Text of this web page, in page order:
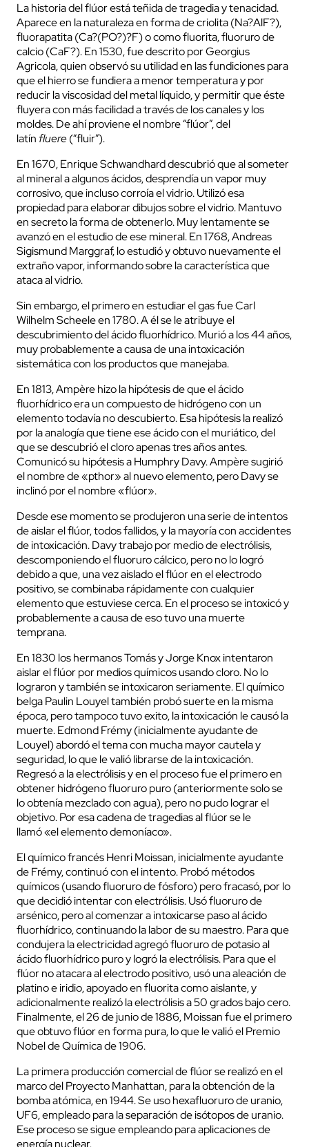
La historia del flúor está teñida de tragedia y tenacidad.
Aparece en la naturaleza en forma de criolita (Na?AlF?),
fluorapatita (Ca?(PO?)?F) o como fluorita, fluoruro de
calcio (CaF?). En 1530, fuedescrito porGeorgius
Agricola, quien observó su utilidad en las fundiciones para
que el hierro se fundiera a menor temperatura y por
reducir la viscosidad del metal líquido, y permitir que éste
fluyera con más facilidad a través de los canales y los
moldes. De ahí proviene el nombre “flúor”, del
latín fluere(“fluir”).
En 1670, Enrique Schwandhard descubrió que al someter
al mineral a algunos ácidos, desprendía un vapor muy
corrosivo, que incluso corroía el vidrio. Utilizó esa
propiedad para elaborar dibujos sobre el vidrio. Mantuvo
en secreto la forma de obtenerlo. Muy lentamente se
avanzó en el estudio de ese mineral. En 1768, Andreas
Sigismund Marggraf, lo estudió y obtuvo nuevamente el
extraño vapor, informando sobre la característica que
ataca al vidrio.
Sin embargo, el primero en estudiar el gas fue Carl
Wilhelm Scheele en 1780. A él se le atribuye el
descubrimiento del ácido fluorhídrico. Murió a los 44 años,
muy probablemente a causa de una intoxicación
sistemática con los productos que manejaba.
En 1813, Ampère hizo la hipótesis de que el ácido
fluorhídrico era un compuesto de hidrógeno con un
elemento todavía no descubierto. Esa hipótesis la realizó
por la analogía que tiene ese ácido con el muriático, del
que se descubrió el cloro apenas tres años antes.
Comunicó su hipótesis a Humphry Davy. Ampère sugirió
el nombre de «pthor» al nuevo elemento, pero Davy se
inclinó por el nombre «flúor».
Desde ese momento se produjeron una serie de intentos
de aislar el flúor, todos fallidos, y la mayoría con accidentes
de intoxicación. Davy trabajo por medio de electrólisis,
descomponiendo el fluoruro cálcico, pero no lo logró
debido a que, una vez aislado el flúor en el electrodo
positivo, se combinaba rápidamente con cualquier
elemento que estuviese cerca. En el proceso se intoxicó y
probablemente a causa de eso tuvo una muerte
temprana.
En 1830 los hermanos Tomás y Jorge Knox intentaron
aislar el flúor por medios químicos usando cloro. No lo
lograron y también se intoxicaron seriamente. El químico
belga Paulin Louyel también probó suerte en la misma
época, pero tampoco tuvo exito, la intoxicación le causó la
muerte. Edmond Frémy (inicialmente ayudante de
Louyel) abordó el tema con mucha mayor cautela y
seguridad, lo que le valió librarse de la intoxicación.
Regresó a la electrólisis y en el proceso fue el primero en
obtener hidrógeno fluoruro puro (anteriormente solo se
lo obtenía mezclado con agua), pero no pudo lograr el
objetivo. Por esa cadena de tragedias al flúor se le
llamó «el elemento demoníaco».
El químico francés Henri Moissan, inicialmente ayudante
de Frémy, continuó con el intento. Probó métodos
químicos (usando fluoruro de fósforo) pero fracasó, por lo
que decidió intentar con electrólisis. Usó fluoruro de
arsénico, pero al comenzar a intoxicarse paso al ácido
fluorhídrico, continuando la labor de su maestro. Para que
condujera la electricidad agregó fluoruro de potasio al
ácido fluorhídrico puro y logró la electrólisis. Para que el
flúor no atacara al electrodo positivo, usó una aleación de
platino e iridio, apoyado en fluorita como aislante, y
adicionalmente realizó la electrólisis a 50 grados bajo cero.
Finalmente, el 26 de junio de 1886, Moissan fue el primero
que obtuvo flúor en forma pura, lo que le valió el Premio
Nobel de Química de 1906.
La primera producción comercial de flúor se realizó en el
marco del Proyecto Manhattan, para la obtención de la
bomba atómica, en 1944. Se uso hexafluoruro de uranio,
UF6, empleado para la separación de isótopos de uranio.
Ese proceso se sigue empleando para aplicaciones de
energía nuclear.